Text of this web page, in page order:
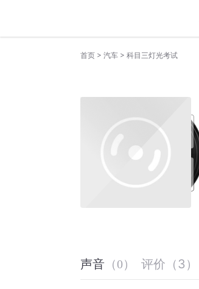
首页 > 汽车 > 科目三灯光考试
声音 （0） 评价 （3 ）